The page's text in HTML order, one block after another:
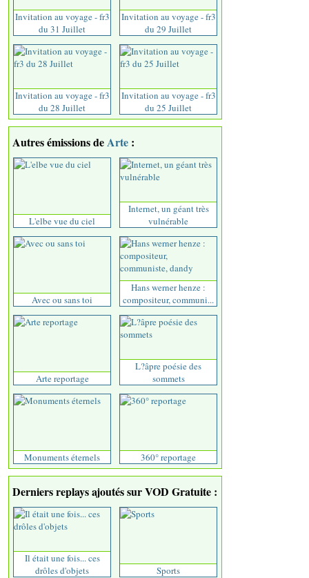
Invitation au voyage - fr3
du 31 Juillet
Invitation au voyage - fr3
du 29 Juillet
Invitation au voyage - fr3
du 28 Juillet
Invitation au voyage - fr3
du 25 Juillet
Autres émissions deArte :
L'elbe vue du ciel
Internet, un géant très
vulnérable
Avec ou sans toi
Hans werner henze :
compositeur, communi...
Arte reportage
L?âpre poésie des
sommets
Monuments éternels 360° reportage
Derniers replays ajoutés sur VOD Gratuite :
Il était une fois... ces
drôles d'objets
Sports